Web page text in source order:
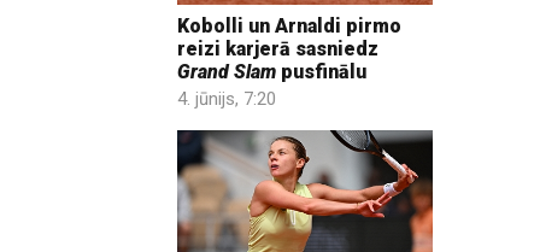
Kobolli un Arnaldi pirmo
reizi karjerā sasniedz
Grand Slam pusfinālu
4. jūnijs, 7:20